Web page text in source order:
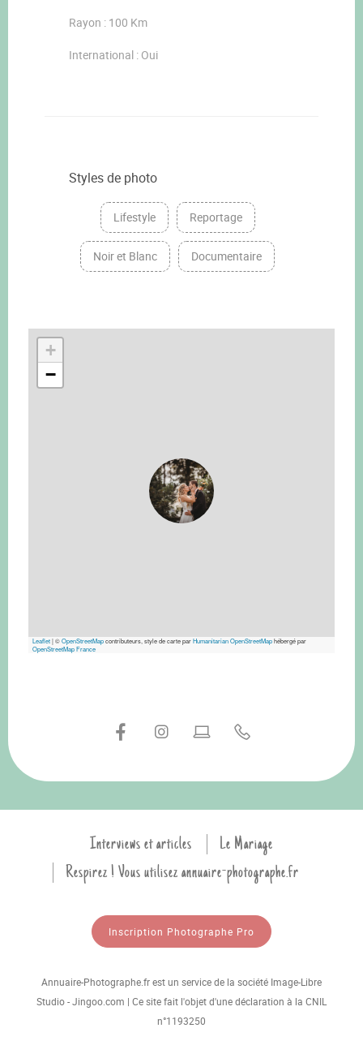
Rayon : 100 Km
International : Oui
Styles de photo
Lifestyle Reportage
Noir et Blanc Documentaire
+
−
Leaflet|©OpenStreetMapcontributeurs, style de carte parHumanitarian OpenStreetMaphébergé par
OpenStreetMap France
Interviews et articles
Le Mariage
Respirez ! Vous utilisez annuaire-photographe.fr
Inscription Photographe Pro
Annuaire-Photographe.fr est un service de la société Image-Libre
Studio - Jingoo.com | Ce site fait l'objet d'une déclaration à la CNIL
n°1193250